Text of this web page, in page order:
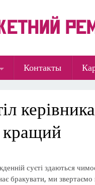
Контакты
кращий
суєті здаються
бракувати, ми звертаємо